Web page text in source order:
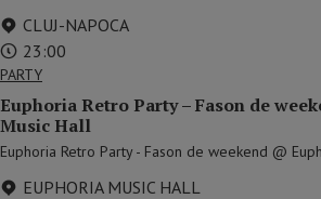
CLUJ-NAPOCA
23:00
PARTY
Euphoria Retro Party – Fason de
Music Hall
Euphoria Retro Party - Fason de weekend @
EUPHORIA MUSIC HALL